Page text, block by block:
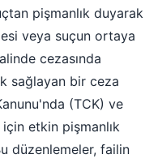
pişmanlık duyarak
veya suçun ortaya
cezasında
sağlayan bir ceza
(TCK) ve
etkin pişmanlık
düzenlemeler, failin